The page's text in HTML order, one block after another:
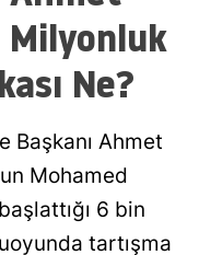
Milyonluk
Ne?
Başkanı Ahmet
Mohamed
6 bin
tartışma